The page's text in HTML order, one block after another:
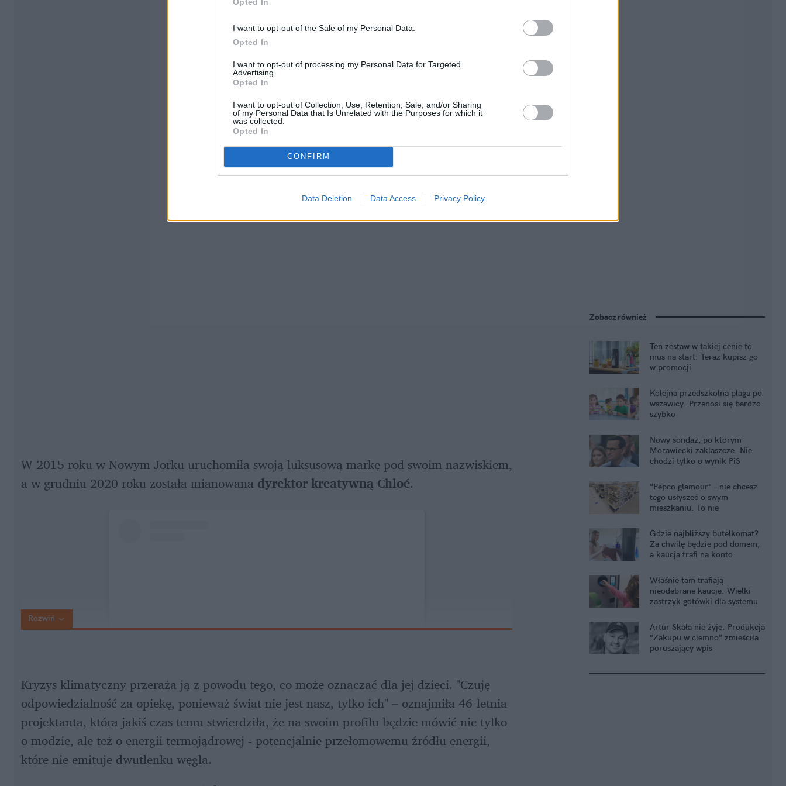
I want to opt-out of the Sale of my Personal Data.
Opted In
I want to opt-out of processing my Personal Data for Targeted
Advertising.
Opted In
I want to opt-out of Collection, Use, Retention, Sale, and/or Sharing
of my Personal Data that Is Unrelated with the Purposes for which it
was collected.
Opted In
CONFIRM
Data Deletion Data Access Privacy Policy
W 2015 roku w Nowym Jorku uruchomiła swoją luksusową markę pod swoim nazwiskiem,
a w grudniu 2020 roku została mianowana dyrektor kreatywną Chloé.
Rozwiń
Kryzys klimatyczny przeraża ją z powodu tego, co może oznaczać dla jej dzieci. "Czuję
odpowiedzialność za opiekę, ponieważ świat nie jest nasz, tylko ich" – oznajmiła 46-letnia
projektanta, która jakiś czas temu stwierdziła, że na swoim profilu będzie mówić nie tylko
o modzie, ale też o energii termojądrowej - potencjalnie przełomowemu źródłu energii,
które nie emituje dwutlenku węgla.
Zobacz również
Ten zestaw w takiej cenie to
mus na start. Teraz kupisz go
w promocji
Kolejna przedszkolna plaga po
wszawicy. Przenosi się bardzo
szybko
Nowy sondaż, po którym
Morawiecki zaklaszcze. Nie
chodzi tylko o wynik PiS
"Pepco glamour" – nie chcesz
tego usłyszeć o swym
mieszkaniu. To nie
Gdzie najbliższy butelkomat?
Za chwilę będzie pod domem,
a kaucja trafi na konto
Właśnie tam trafiają
nieodebrane kaucje. Wielki
zastrzyk gotówki dla systemu
Artur Skała nie żyje. Produkcja
"Zakupu w ciemno" zmieściła
poruszający wpis